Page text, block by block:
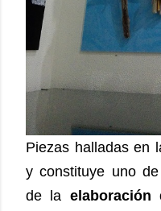
Piezas halladas en
y constituye uno
de la